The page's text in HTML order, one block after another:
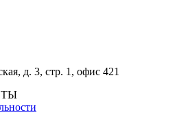
д. 3, стр. 1, офис 421